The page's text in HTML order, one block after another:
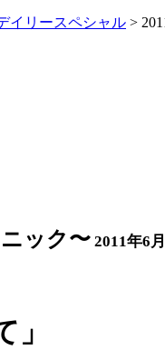
イリースペシャル >
ック〜 2011年6